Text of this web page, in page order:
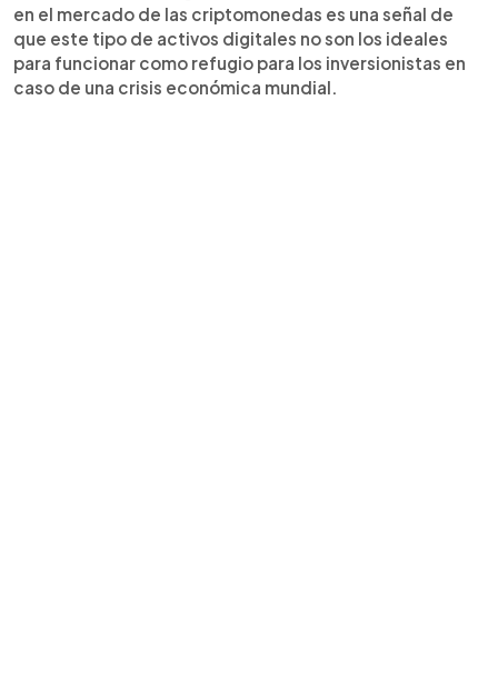
en el mercado de las criptomonedas es una señal de
que este tipo de activos digitales no son los ideales
para funcionar como refugio para los inversionistas en
caso de una crisis económica mundial.